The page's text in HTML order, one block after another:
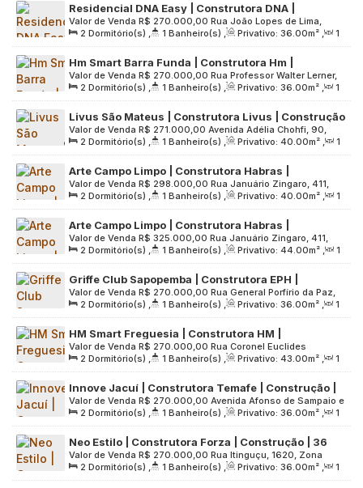
Residencial DNA Easy | Construtora DNA |
Construção | 36 metros | 02 dormitórios | com
varanda
R$ 270.000,00
Valor de Venda
Rua João Lopes de Lima,
2097, Zona Leste, 03976-020, Jardim Sapopemba, São
Paulo, São Paulo, Brasil
2 Dormitório(s) , 1 Banheiro(s) , Privativo: 36.00m² ,
1
Sala(s) , Útil: 36.00m² , Terreno: 561.00m²
Hm Smart Barra Funda | Construtora Hm |
Construção | 36 metros | 02 dormitórios | sem
varanda e vaga
R$ 270.000,00
Valor de Venda
Rua Professor Walter Lerner,
255, 01153-000, Várzea da Barra Funda, São Paulo, São
Paulo, Brasil
2 Dormitório(s) , 1 Banheiro(s) , Privativo: 36.00m² ,
1
Sala(s) , Útil: 36.00m² , Terreno: 1828.00m²
Livus São Mateus | Construtora Livus | Construção
| 40 Metros | 02 Dormitórios | com Varanda | sem
Vaga
R$ 271.000,00
Valor de Venda
Avenida Adélia Chohfi, 90,
Zona Leste, 08320-395, Parque São Rafael, São Paulo, São
Paulo, Brasil
2 Dormitório(s) , 1 Banheiro(s) , Privativo: 40.00m² ,
1
Sala(s) , Útil: 40.00m² , Terreno: 1920.00m²
Arte Campo Limpo | Construtora Habras |
Construção | 40 metros | 02 dormitórios | sem
varanda | 01 vaga
R$ 298.000,00
Valor de Venda
Rua Januário Zingaro, 411,
Zona Sul, 05794-300, Jardim Paris, São Paulo, São Paulo,
Brasil
2 Dormitório(s) , 1 Banheiro(s) , Privativo: 40.00m² ,
1
Sala(s) , 1 Vaga(s) , Útil: 40.00m² , Terreno: 3870.00m²
Arte Campo Limpo | Construtora Habras |
Construção | 44 metros | 02 dormitórios | com
varanda | 01 vaga
R$ 325.000,00
Valor de Venda
Rua Januário Zingaro, 411,
Zona Sul, 05794-300, Jardim Paris, São Paulo, São Paulo,
Brasil
2 Dormitório(s) , 1 Banheiro(s) , Privativo: 44.00m² ,
1
Sala(s) , 1 Vaga(s) , Útil: 44.00m² , Terreno: 3870.00m²
Griffe Club Sapopemba | Construtora EPH |
Construção | 36 metros | 02 dormitórios | com
varanda | sem vaga
R$ 270.000,00
Valor de Venda
Rua General Porfírio da Paz,
1019, Zona Leste, 03918-000, Vila Bancária, São Paulo, São
Paulo, Brasil
2 Dormitório(s) , 1 Banheiro(s) , Privativo: 36.00m² ,
1
Sala(s) , Útil: 36.00m² , Terreno: 4631.00m²
HM Smart Freguesia | Construtora HM |
Construção | 43 metros | 02 dormitórios | sem
varanda e vaga
R$ 270.000,00
Valor de Venda
Rua Coronel Euclides
Machado, 135, Zona Norte, 02713-000, Jardim das Graças,
São Paulo, São Paulo, Brasil
2 Dormitório(s) , 1 Banheiro(s) , Privativo: 43.00m² ,
1
Sala(s) , Útil: 43.00m² , Terreno: 8253.00m²
Innove Jacuí | Construtora Temafe | Construção |
36 metros | 02 dormitórios | sem varanda e vaga
R$ 270.000,00
Valor de Venda
Avenida Afonso de Sampaio e
Sousa, 1, Zona Leste, 08270-000, Jardim Nossa Senhora do
Carmo, São Paulo, São Paulo, Brasil
2 Dormitório(s) , 1 Banheiro(s) , Privativo: 36.00m² ,
1
Sala(s) , Útil: 36.00m² , Terreno: 3658.00m²
Neo Estilo | Construtora Forza | Construção | 36
metros | 02 dormitórios | com varanda | sem vaga
R$ 270.000,00
Valor de Venda
Rua Itinguçu, 1620, Zona
Leste, 03658-001, Vila Ré, São Paulo, São Paulo, Brasil
2 Dormitório(s) , 1 Banheiro(s) , Privativo: 36.00m² ,
1
Sala(s) , Útil: 36.00m² , Terreno: 1250.00m²